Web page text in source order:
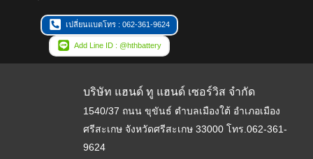
เปลี่ยนแบตโทร : 062-361-9624
Add Line ID : @hthbattery
บริษัท แฮนด์ ทู แฮนด์ เซอร์วิส จำกัด
1540/37 ถนน ขุขันธ์ ตำบลเมืองใต้ อำเภอเมือง
ศรีสะเกษ จังหวัดศรีสะเกษ 33000 โทร.062-361-
9624